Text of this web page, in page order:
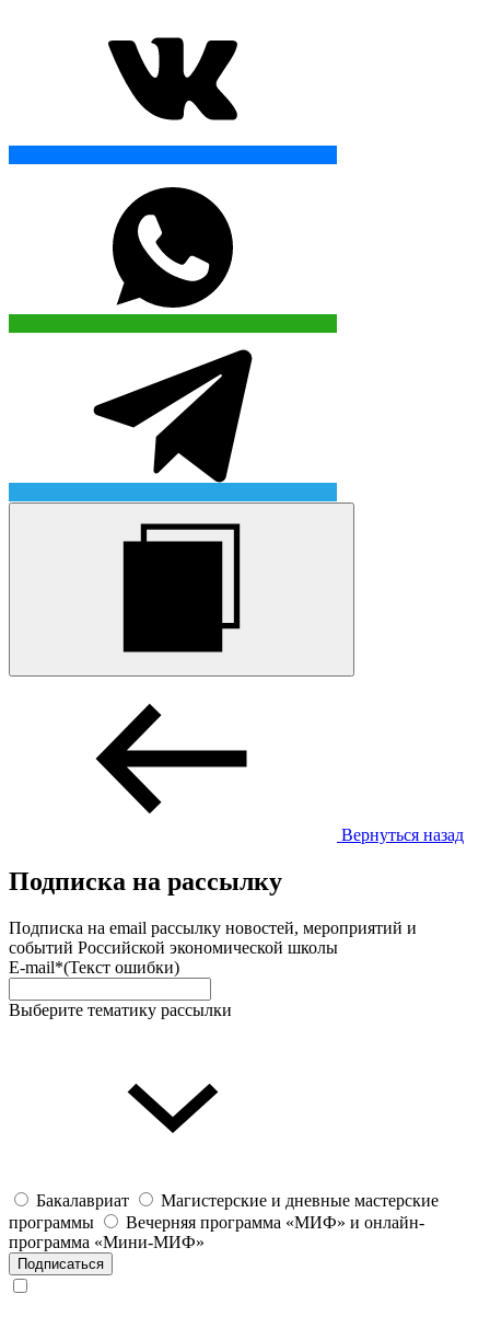
Вернуться назад
Подписка на рассылку
Подписка на email рассылку новостей, мероприятий и
событий Российской экономической школы
E-mail*(Текст ошибки)
Выберите тематику рассылки
Бакалавриат
Магистерские и дневные мастерские
программы
Вечерняя программа «МИФ» и онлайн-
программа «Мини-МИФ»
Подписаться